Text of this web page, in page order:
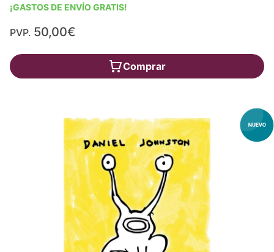
¡GASTOS DE ENVÍO GRATIS!
PVP. 50,00€
Comprar